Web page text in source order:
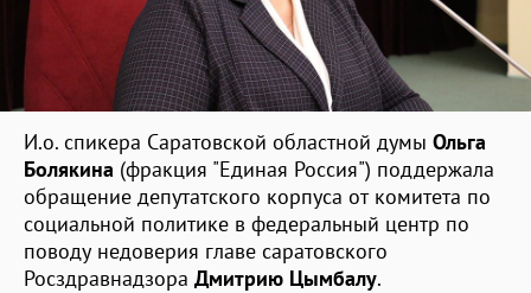
И.о. спикера Саратовской областной думы Ольга
Болякина (фракция "Единая Россия") поддержала
обращение депутатского корпуса от комитета по
социальной политике в федеральный центр по
поводу недоверия главе саратовского
Росздравнадзора Дмитрию Цымбалу.